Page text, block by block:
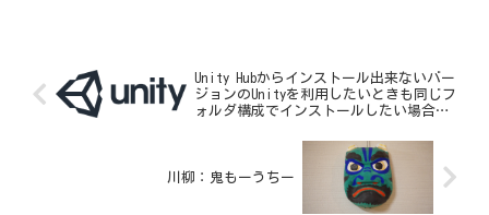
Unity Hubからインストール出来ないバー
ジョンのUnityを利用したいときも同じフ
ォルダ構成でインストールしたい場合の
川柳：鬼もーうちー